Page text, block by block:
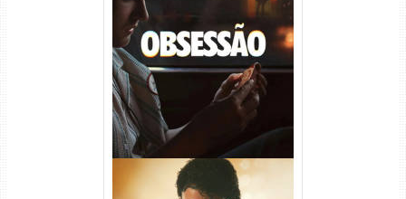
Obsessão Torrent (2026)
WEB-DL 1080p/4K Dual
Áudio